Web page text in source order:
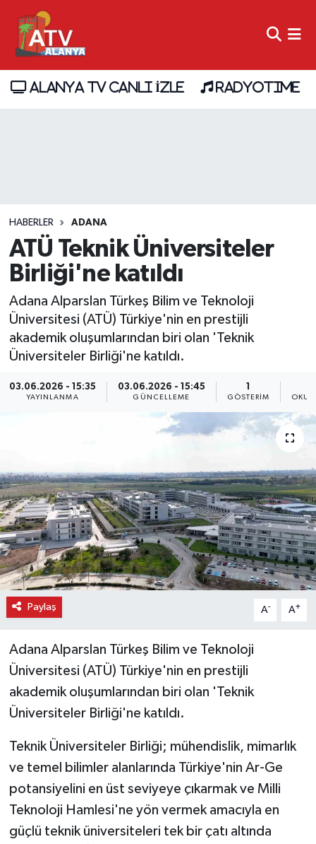
ALANYA TV CANLI İZLE RADYOTIME
HABERLER ADANA
ATÜ Teknik Üniversiteler
Birliği'ne katıldı
Adana Alparslan Türkeş Bilim ve Teknoloji
Üniversitesi (ATÜ) Türkiye'nin en prestijli
akademik oluşumlarından biri olan 'Teknik
Üniversiteler Birliği'ne katıldı.
03.06.2026 - 15:35
YAYINLANMA
03.06.2026 - 15:45
GÜNCELLEME
1
GÖSTERIM
Paylaş A- A+
Adana Alparslan Türkeş Bilim ve Teknoloji
Üniversitesi (ATÜ) Türkiye'nin en prestijli
akademik oluşumlarından biri olan 'Teknik
Üniversiteler Birliği'ne katıldı.
Teknik Üniversiteler Birliği; mühendislik, mimarlık
ve temel bilimler alanlarında Türkiye'nin Ar-Ge
potansiyelini en üst seviyeye çıkarmak ve Milli
Teknoloji Hamlesi'ne yön vermek amacıyla en
güçlü teknik üniversiteleri tek bir çatı altında